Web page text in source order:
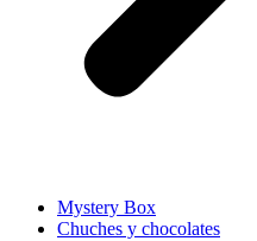
Mystery Box
Chuches y chocolates